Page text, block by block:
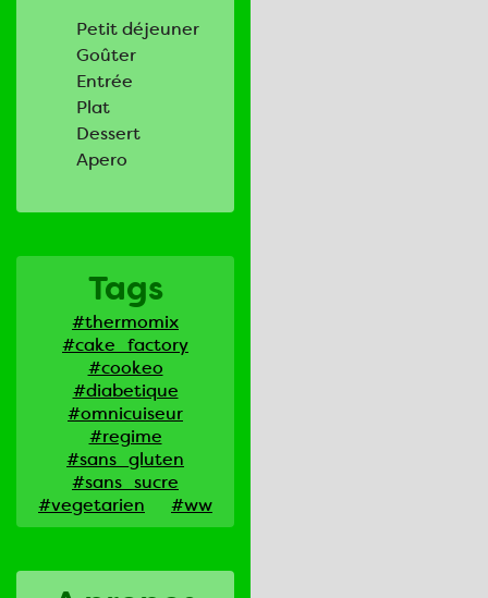
Petit déjeuner
Goûter
Entrée
Plat
Dessert
Apero
Tags
#thermomix
#cake_factory
#cookeo
#diabetique
#omnicuiseur
#regime
#sans_gluten
#sans_sucre
#vegetarien
#ww